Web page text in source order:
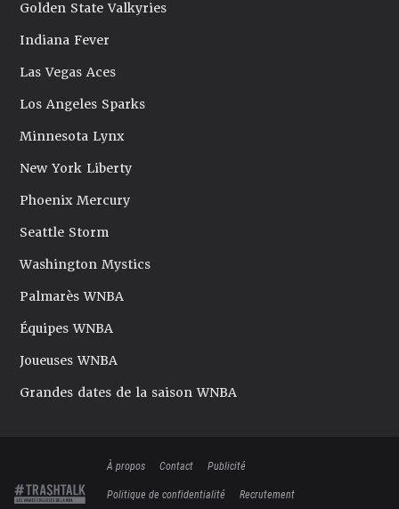
Golden State Valkyries
Indiana Fever
Las Vegas Aces
Los Angeles Sparks
Minnesota Lynx
New York Liberty
Phoenix Mercury
Seattle Storm
Washington Mystics
Palmarès WNBA
Équipes WNBA
Joueuses WNBA
Grandes dates de la saison WNBA
À propos Contact
Publicité
Politique de confidentialité
Recrutement